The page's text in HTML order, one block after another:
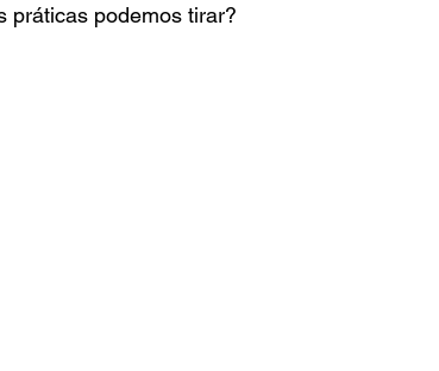
práticas podemos tirar?